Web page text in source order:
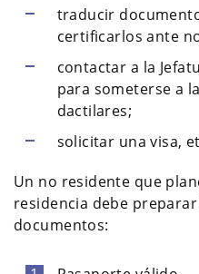
traducir
certificarlos ante
contactar a la
para someterse a
dactilares;
solicitar una visa,
Un no residente que
residencia debe
documentos: